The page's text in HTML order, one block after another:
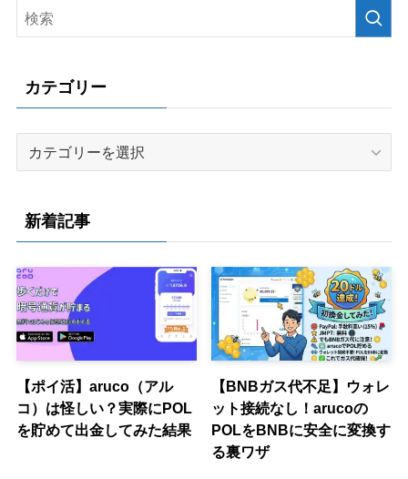
カテゴリー
リ
ー
新着記事
【ポイ活】aruco（アル
コ）は怪しい？実際にPOL
を貯めて出金してみた結果
【BNBガス代不足】ウォレ
ット接続なし！arucoの
POLをBNBに安全に変換す
る裏ワザ